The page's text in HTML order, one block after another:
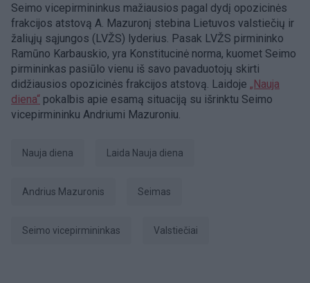
Seimo vicepirmininkus mažiausios pagal dydį opozicinės
frakcijos atstovą A. Mazuronį stebina Lietuvos valstiečių ir
žaliųjų sąjungos (LVŽS) lyderius. Pasak LVŽS pirmininko
Ramūno Karbauskio, yra Konstitucinė norma, kuomet Seimo
pirmininkas pasiūlo vienu iš savo pavaduotojų skirti
didžiausios opozicinės frakcijos atstovą. Laidoje „Nauja
diena“ pokalbis apie esamą situaciją su išrinktu Seimo
vicepirmininku Andriumi Mazuroniu.
Nauja diena laida Nauja diena
Andrius Mazuronis Seimas
Seimo vicepirmininkas valstiečiai